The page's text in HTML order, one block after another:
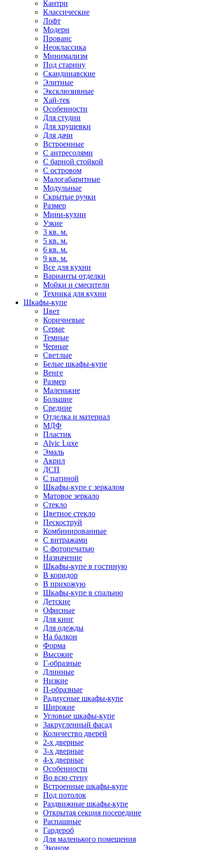
Кантри
Классические
Лофт
Модерн
Прованс
Неоклассика
Минимализм
Под старину
Скандинавские
Элитные
Эксклюзивные
Хай-тек
Особенности
Для студии
Для хрущевки
Для дачи
Встроенные
С антресолями
С барной стойкой
С островом
Малогабаритные
Модульные
Скрытые ручки
Размер
Мини-кухни
Узкие
3 кв. м.
5 кв. м.
6 кв. м.
9 кв. м.
Все для кухни
Варианты отделки
Мойки и смесители
Техника для кухни
Шкафы-купе
Цвет
Коричневые
Серые
Темные
Черные
Светлые
Белые шкафы-купе
Венге
Размер
Маленькие
Большие
Средние
Отделка и материал
МДФ
Пластик
Alvic Luxe
Эмаль
Акрил
ДСП
С патиной
Шкафы-купе с зеркалом
Матовое зеркало
Стекло
Цветное стекло
Пескоструй
Комбинированные
С витражами
С фотопечатью
Назначение
Шкафы-купе в гостиную
В коридор
В прихожую
Шкафы-купе в спальню
Детские
Офисные
Для книг
Для одежды
На балкон
Форма
Высокие
Г-образные
Длинные
Низкие
П-образные
Радиусные шкафы-купе
Широкие
Угловые шкафы-купе
Закругленный фасад
Количество дверей
2-х дверные
3-х дверные
4-х дверные
Особенности
Во всю стену
Встроенные шкафы-купе
Под потолок
Раздвижные шкафы-купе
Открытая секция посередине
Распашные
Гардероб
Для маленького помещения
Эконом